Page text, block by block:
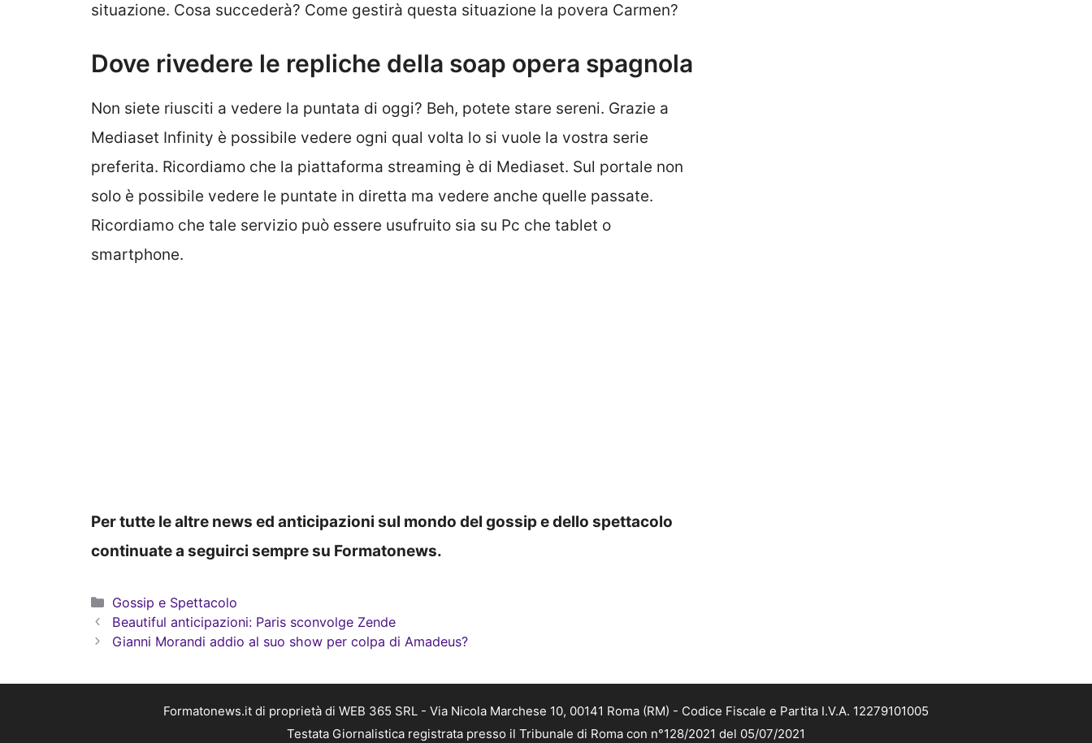
situazione. Cosa succederà? Come gestirà questa situazione la povera Carmen?
Dove rivedere le repliche della soap opera spagnola
Non siete riusciti a vedere la puntata di oggi? Beh, potete stare sereni. Grazie a
Mediaset Infinity è possibile vedere ogni qual volta lo si vuole la vostra serie
preferita. Ricordiamo che la piattaforma streaming è di Mediaset. Sul portale non
solo è possibile vedere le puntate in diretta ma vedere anche quelle passate.
Ricordiamo che tale servizio può essere usufruito sia su Pc che tablet o
smartphone.
Per tutte le altre news ed anticipazioni sul mondo del gossip e dello spettacolo
continuate a seguirci sempre su Formatonews.
Categorie
Gossip e Spettacolo
Beautiful anticipazioni: Paris sconvolge Zende
Gianni Morandi addio al suo show per colpa di Amadeus?
Formatonews.it di proprietà di WEB 365 SRL - Via Nicola Marchese 10, 00141 Roma (RM) - Codice Fiscale e Partita I.V.A. 12279101005
Testata Giornalistica registrata presso il Tribunale di Roma con n°128/2021 del 05/07/2021